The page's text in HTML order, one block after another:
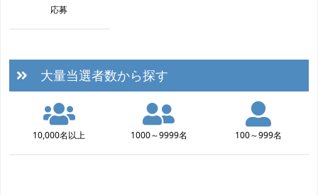
応募
大量当選者数から探す
10,000名以上 1000～9999名 100～999名